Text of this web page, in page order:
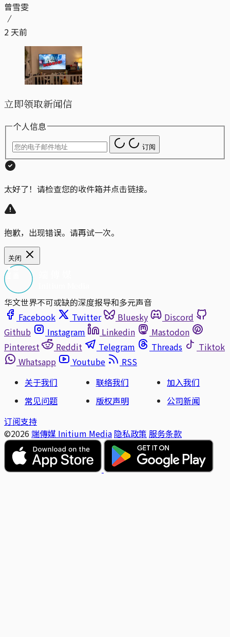
曾雪雯
2 天前
立即领取新闻信
个人信息
订阅
太好了！请检查您的收件箱并点击链接。
抱歉，出现错误。请再试一次。
关闭
华文世界不可或缺的深度报导和多元声音
Facebook
Twitter Bluesky
Discord
Github
Instagram Linkedin
Mastodon
Pinterest
Reddit Telegram Threads
Tiktok
Whatsapp
Youtube
RSS
关于我们
联络我们
加入我们
常见问题
版权声明
公司新闻
订阅支持
©2026 端傳媒 Initium Media 隐私政策 服务条款